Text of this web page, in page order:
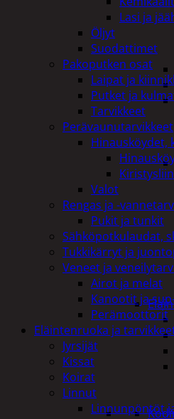
Lasi ja
Öljyt
Suodattimet
Pakoputken osat
Laipat ja
Putket ja
Tarvikkeet
Perävaunutarvikkeet
Hinausköydet,
Valot
Rengas ja -
Pukit ja tunkit
Sähköpotkulaudat,
Tukkikärryt ja
Veneet ja
Airot ja melat
Kanootit ja
Perämoottorit
Eläintenruoka ja
Jyrsijät
Kissat
Koirat
Linnut
Linnunpöntöt